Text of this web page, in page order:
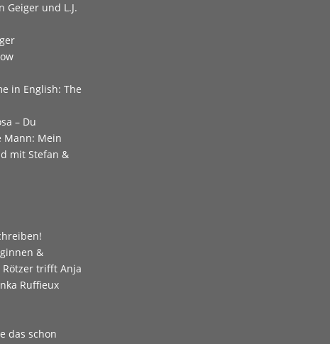
Geiger und L.J.
in English: The
– Du
Mann: Mein
mit Stefan &
&
Rötzer trifft Anja
Ruffieux
das schon